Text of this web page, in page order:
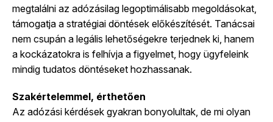
megtalálni az adózásilag legoptimálisabb megoldásokat,
támogatja a stratégiai döntések előkészítését. Tanácsai
nem csupán a legális lehetőségekre terjednek ki, hanem
a kockázatokra is felhívja a figyelmet, hogy ügyfeleink
mindig tudatos döntéseket hozhassanak.
Szakértelemmel, érthetően
Az adózási kérdések gyakran bonyolultak, de mi olyan